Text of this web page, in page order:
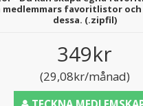
medlemmars favoritlistor
dessa. (.zipfil)
349kr
(29,08kr/månad)